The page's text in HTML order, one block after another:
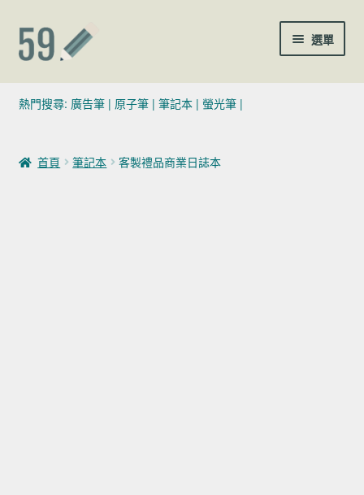
跳至導覽列
跳至主要內容 選單
(02)7729-4140
聯絡我們
熱門搜尋: 廣告筆| 原子筆| 筆記本| 螢光筆|
首頁 筆記本 客製禮品商業日誌本